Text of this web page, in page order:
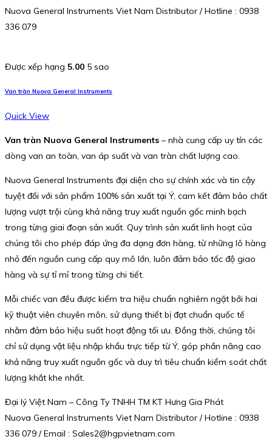
Nuova General Instruments Viet Nam Distributor / Hotline : 0938
336 079
Được xếp hạng 5.00 5 sao
Van tràn Nuova General Instruments
Quick View
Van tràn Nuova General Instruments – nhà cung cấp uy tín các
dòng van an toàn, van áp suất và van tràn chất lượng cao.
Nuova General Instruments đại diện cho sự chính xác và tin cậy
tuyệt đối với sản phẩm 100% sản xuất tại Ý, cam kết đảm bảo chất
lượng vượt trội cùng khả năng truy xuất nguồn gốc minh bạch
trong từng giai đoạn sản xuất. Quy trình sản xuất linh hoạt của
chúng tôi cho phép đáp ứng đa dạng đơn hàng, từ những lô hàng
nhỏ đến nguồn cung cấp quy mô lớn, luôn đảm bảo tốc độ giao
hàng và sự tỉ mỉ trong từng chi tiết.
Mỗi chiếc van đều được kiểm tra hiệu chuẩn nghiêm ngặt bởi hai
kỹ thuật viên chuyên môn, sử dụng thiết bị đạt chuẩn quốc tế
nhằm đảm bảo hiệu suất hoạt động tối ưu. Đồng thời, chúng tôi
chỉ sử dụng vật liệu nhập khẩu trực tiếp từ Ý, góp phần nâng cao
khả năng truy xuất nguồn gốc và duy trì tiêu chuẩn kiểm soát chất
lượng khắt khe nhất.
Đại lý Việt Nam – Công Ty TNHH TM KT Hưng Gia Phát
Nuova General Instruments Viet Nam Distributor / Hotline : 0938
336 079 / Email : Sales2@hgpvietnam.com